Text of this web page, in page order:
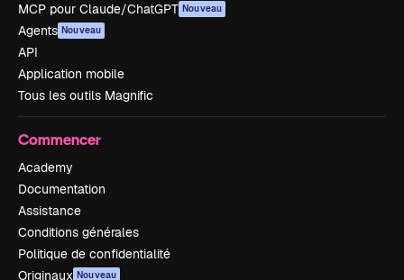
MCP pour Claude/ChatGPT Nouveau
Agents Nouveau
API
Application mobile
Tous les outils Magnific
Commencer
Academy
Documentation
Assistance
Conditions générales
Politique de confidentialité
Originaux Nouveau